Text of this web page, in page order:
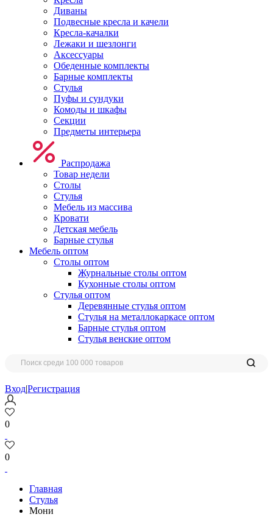
Диваны
Подвесные кресла и качели
Кресла-качалки
Лежаки и шезлонги
Аксессуары
Обеденные комплекты
Барные комплекты
Стулья
Пуфы и сундуки
Комоды и шкафы
Секции
Предметы интерьера
Распродажа
Товар недели
Столы
Стулья
Мебель из массива
Кровати
Детская мебель
Барные стулья
Мебель оптом
Столы оптом
Журнальные столы оптом
Кухонные столы оптом
Стулья оптом
Деревянные стулья оптом
Стулья на металлокаркасе оптом
Барные стулья оптом
Стулья венские оптом
Вход|Регистрация
0
0
Главная
Стулья
Мони